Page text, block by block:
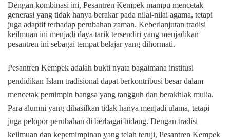
Dengan kombinasi ini, Pesantren Kempek mampu mencetak
generasi yang tidak hanya berakar pada nilai-nilai agama, tetapi
juga adaptif terhadap perubahan zaman. Keberlanjutan tradisi
keilmuan ini menjadi daya tarik tersendiri yang menjadikan
pesantren ini sebagai tempat belajar yang dihormati.
Pesantren Kempek adalah bukti nyata bagaimana institusi
pendidikan Islam tradisional dapat berkontribusi besar dalam
mencetak pemimpin bangsa yang tangguh dan berakhlak mulia.
Para alumni yang dihasilkan tidak hanya menjadi ulama, tetapi
juga pelopor perubahan di berbagai bidang. Dengan tradisi
keilmuan dan kepemimpinan yang telah teruji, Pesantren Kempek